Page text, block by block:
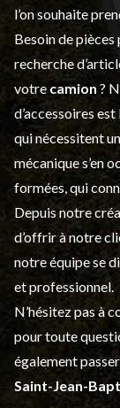
l’on souhaite
Besoin de
recherche
votre camion ?
d’accessoiresest
qui nécessitent
mécanique s’en
formées, qui
Depuis notre
d’offrir à notre
notre équipe se
et professionnel.
N’hésitez pas à
pour toute
également
Saint-Jean-